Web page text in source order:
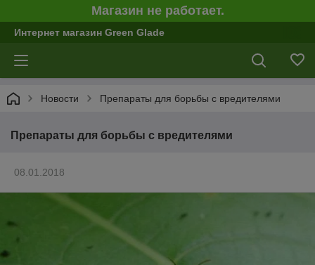
Магазин не работает.
Интернет магазин Green Glade
Новости Препараты для борьбы с вредителями
Препараты для борьбы с вредителями
08.01.2018